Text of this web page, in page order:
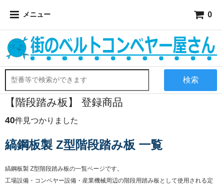
メニュー 0
検索
【階段踏み板】 登録商品
40件見つかりました
縞鋼板製 Z型階段踏み板 一覧
縞鋼板製 Z型階段踏み板の一覧ページです。
工場設備・コンベヤー設備・産業機械周辺の階段用踏み板として使用される定